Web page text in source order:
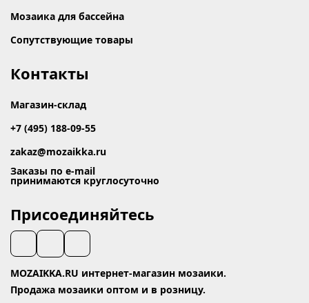
Мозаика для бассейна
Сопутствующие товары
Контакты
Магазин-склад
+7 (495) 188-09-55
zakaz@mozaikka.ru
Заказы по e-mail
принимаются круглосуточно
Присоединяйтесь
MOZAIKKA.RU интернет-магазин мозаики.
Продажа мозаики оптом и в розницу.